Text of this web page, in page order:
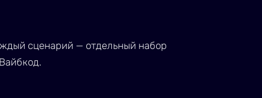
сценарий — отдельный набор